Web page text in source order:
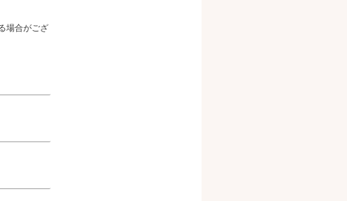
場合がござ